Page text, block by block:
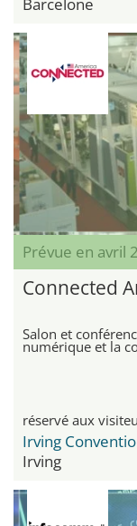
Prévue en avril
Connected
Salon et
numérique et la
réservé aux
Irving
Irving